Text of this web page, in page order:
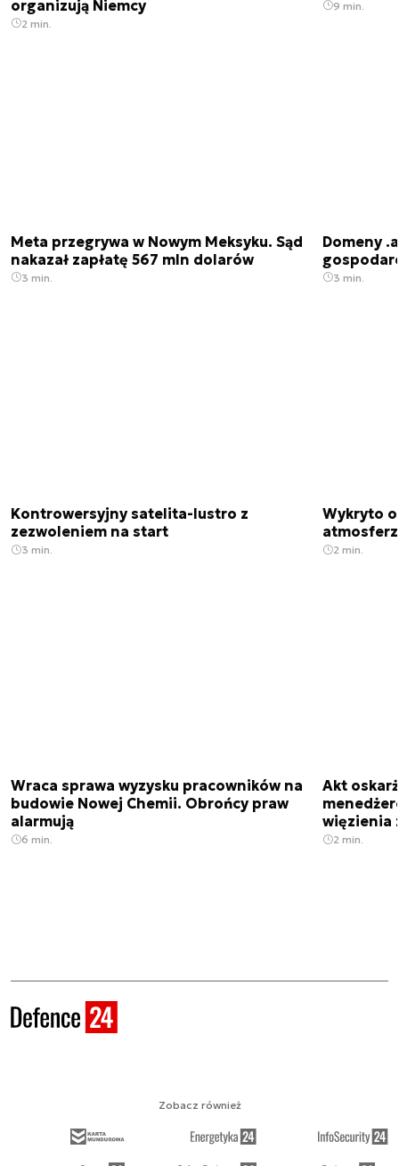
organizują Niemcy
2 min.
9 min.
Meta przegrywa w Nowym Meksyku. Sąd
nakazał zapłatę 567 mln dolarów
3 min.
Domeny
3 min.
Kontrowersyjny satelita-lustro z
zezwoleniem na start
3 min.
Wykryto
2 min.
Wraca sprawa wyzysku pracowników na
budowie Nowej Chemii. Obrońcy praw
alarmują
6 min.
Akt
więzienia
2 min.
Zobacz również